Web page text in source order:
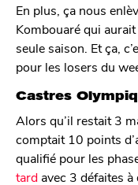
En plus, ça nous
Kombouaré qui
seule saison. Et ça,
pour les losers du
Castres
Alors qu’il restait 3
comptait 10 points
qualifié pour les
tard avec 3 défaites